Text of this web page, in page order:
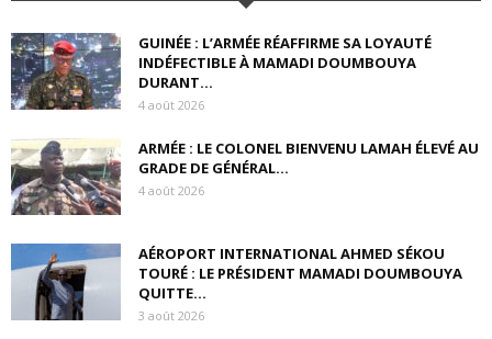
GUINÉE : L’ARMÉE RÉAFFIRME SA LOYAUTÉ
INDÉFECTIBLE À MAMADI DOUMBOUYA
DURANT...
4 août 2026
ARMÉE : LE COLONEL BIENVENU LAMAH ÉLEVÉ AU
GRADE DE GÉNÉRAL...
4 août 2026
AÉROPORT INTERNATIONAL AHMED SÉKOU
TOURÉ : LE PRÉSIDENT MAMADI DOUMBOUYA
QUITTE...
3 août 2026